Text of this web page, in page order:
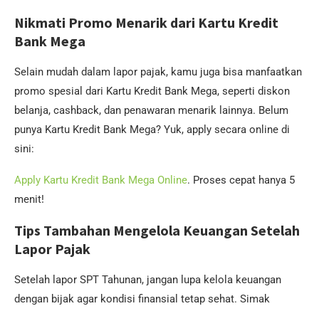
Nikmati Promo Menarik dari Kartu Kredit
Bank Mega
Selain mudah dalam lapor pajak, kamu juga bisa manfaatkan
promo spesial dari Kartu Kredit Bank Mega, seperti diskon
belanja, cashback, dan penawaran menarik lainnya. Belum
punya Kartu Kredit Bank Mega? Yuk, apply secara online di
sini:
Apply Kartu Kredit Bank Mega Online. Proses cepat hanya 5
menit!
Tips Tambahan Mengelola Keuangan Setelah
Lapor Pajak
Setelah lapor SPT Tahunan, jangan lupa kelola keuangan
dengan bijak agar kondisi finansial tetap sehat. Simak